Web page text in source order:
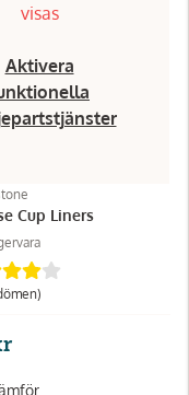
visas
Aktivera
Cup Liners